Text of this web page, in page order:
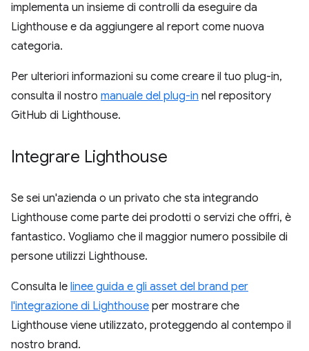
implementa un insieme di controlli da eseguire da
Lighthouse e da aggiungere al report come nuova
categoria.
Per ulteriori informazioni su come creare il tuo plug-in,
consulta il nostro manuale del plug-in nel repository
GitHub di Lighthouse.
Integrare Lighthouse
Se sei un'azienda o un privato che sta integrando
Lighthouse come parte dei prodotti o servizi che offri, è
fantastico. Vogliamo che il maggior numero possibile di
persone utilizzi Lighthouse.
Consulta le linee guida e gli asset del brand per
l'integrazione di Lighthouse per mostrare che
Lighthouse viene utilizzato, proteggendo al contempo il
nostro brand.